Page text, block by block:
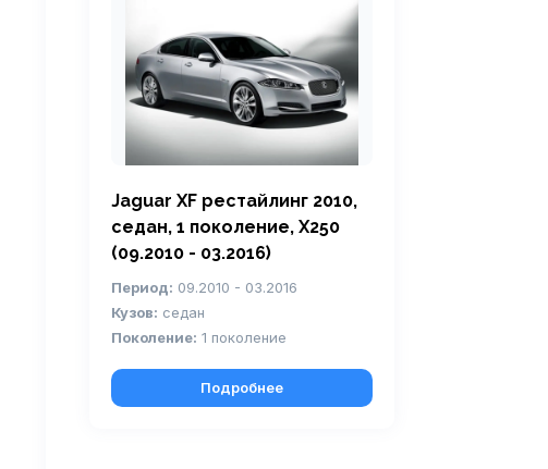
Jaguar XF рестайлинг 2010,
седан, 1 поколение, X250
(09.2010 - 03.2016)
Период: 09.2010 - 03.2016
Кузов: седан
Поколение: 1 поколение
Подробнее